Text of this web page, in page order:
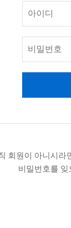
회원이 아니시라
비밀번호를 잊